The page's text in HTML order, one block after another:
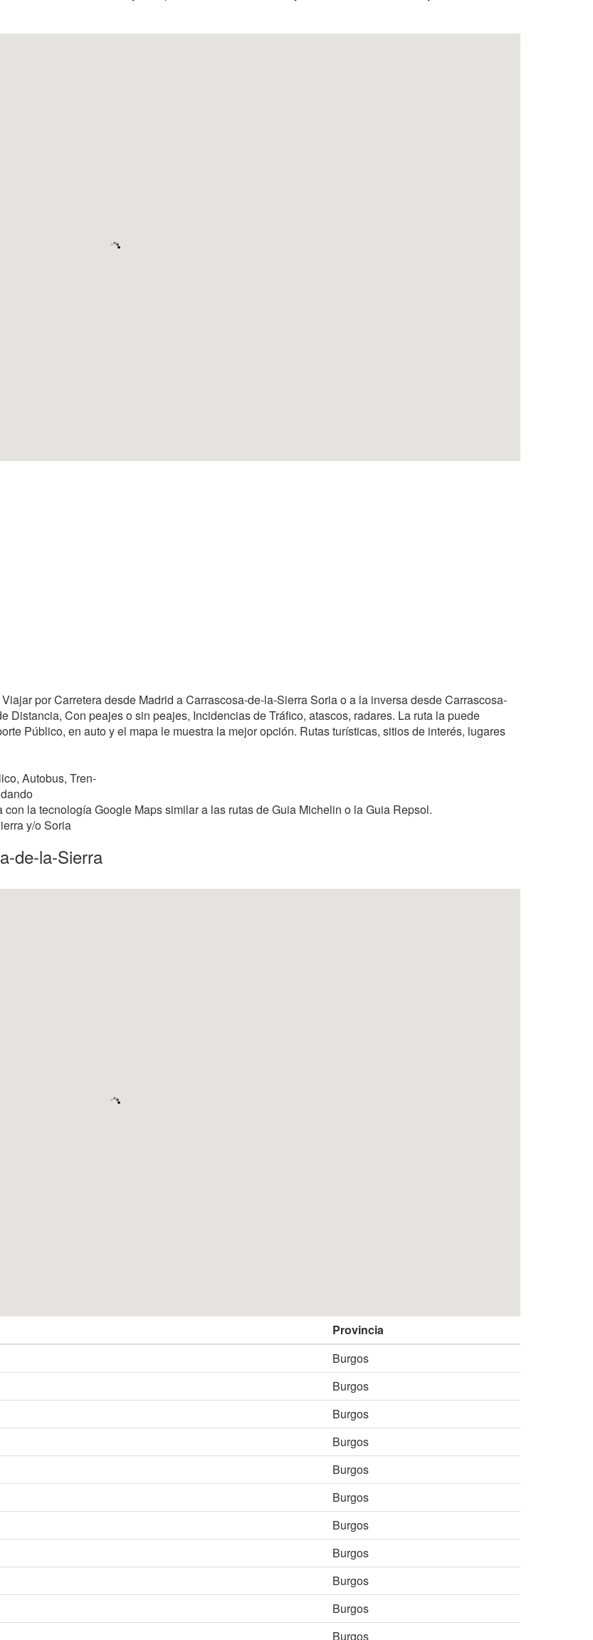
por Carretera desde Madrid a Carrascosa-de-la-Sierra Soria o a la inversa desde Carrascosa-
Distancia, Con peajes o sin peajes, Incidencias de Tráfico, atascos, radares. La ruta la puede
Público, en auto y el mapa le muestra la mejor opción. Rutas turísticas, sitios de interés, lugares
Autobus, Tren-
la tecnología Google Maps similar a las rutas de Guia Michelin o la Guia Repsol.
y/o Soria
de-la-Sierra
Provincia
Burgos
Burgos
Burgos
Burgos
Burgos
Burgos
Burgos
Burgos
Burgos
Burgos
Burgos